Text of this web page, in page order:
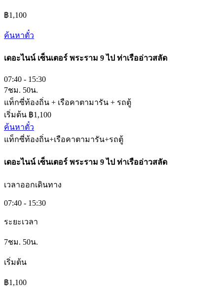
฿1,100
ค้นหาตั๋ว
เดอะไนน์ เซ็นเตอร์ พระราม 9​ไป ท่าเรืออ่าวสลัด
07:40 - 15:30
7ชม. 50น.
แท็กซี่ท้องถิ่น + เรือคาตามารัน + รถตู้
เริ่มต้น ฿1,100
ค้นหาตั๋ว
แท็กซี่ท้องถิ่น+เรือคาตามารัน+รถตู้
เดอะไนน์ เซ็นเตอร์ พระราม 9​ไป ท่าเรืออ่าวสลัด
เวลาออกเดินทาง
07:40 - 15:30
ระยะเวลา
7ชม. 50น.
เริ่มต้น
฿1,100